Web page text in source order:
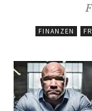
FINANZEN